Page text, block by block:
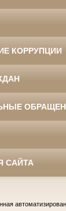
КОРРУПЦИИ
САЙТА